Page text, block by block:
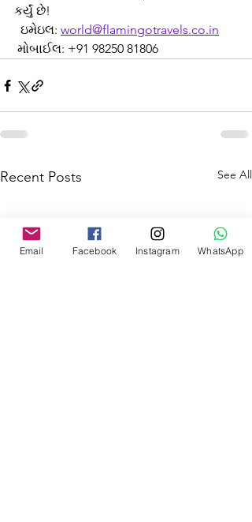
કર્યું છે!
  ઇમેઇલ:
world@flamingotravels.co.in
મોબાઈલ: +91 98250 81806
Recent Posts See All
Email Facebook Instagram WhatsApp